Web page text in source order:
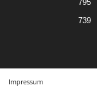
795
739
Impressum